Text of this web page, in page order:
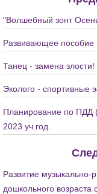
"Волшебный зонт
Развивающее пособие
Танец - замена злости!
Эколого - спортивные
Планирование по
2023 уч.год.
Развитие музыкально-
дошкольного